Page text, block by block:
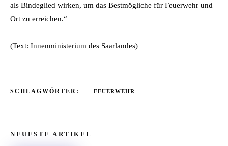
als Bindeglied wirken, um das Bestmögliche für Feuerwehr und
Ort zu erreichen.“
(Text: Innenministerium des Saarlandes)
SCHLAGWÖRTER: FEUERWEHR
NEUESTE ARTIKEL